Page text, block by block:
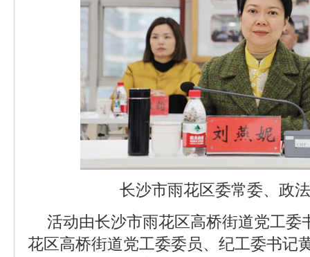
长沙市雨花区委常委、政
活动由长沙市雨花区高桥街道党工委
花区高桥街道党工委委员、纪工委书记